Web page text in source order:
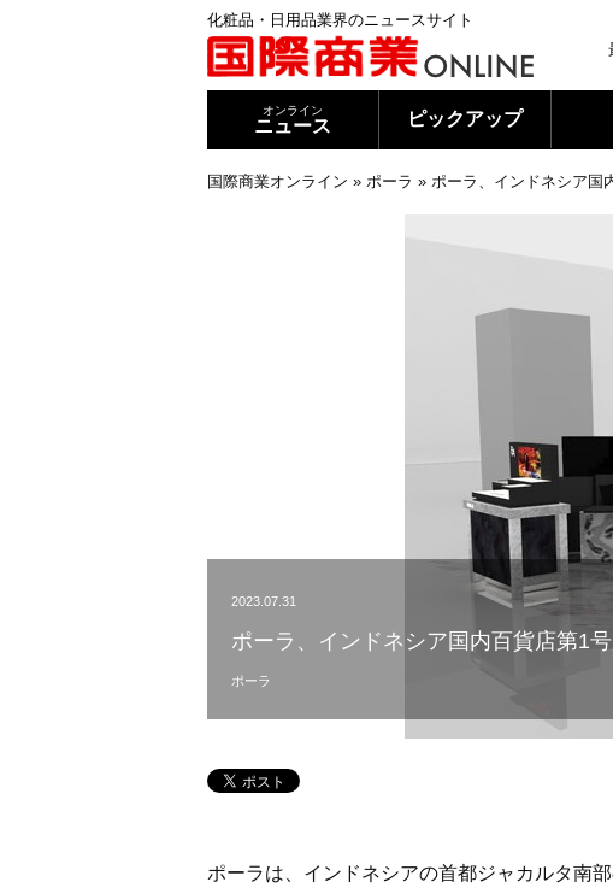
化粧品・日用品業界のニュースサイト
オンライン
ニュース ピックアップ
国際商業オンライン » ポーラ » ポーラ、インドネシア国
2023.07.31
ポーラ、インドネシア国内百貨店第1
ポーラ
ポーラは、インドネシアの首都ジャカルタ南